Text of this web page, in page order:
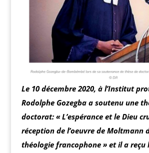
Le 10 décembre 2020, à l’Institut
Rodolphe Gozegba a soutenu une
doctorat: « L’espérance et le Dieu
réception de l’oeuvre de Moltmann
théologie francophone » et il a reçu